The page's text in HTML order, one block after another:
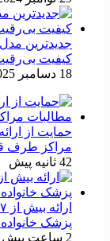
کیفیت
18 دسامبر 2025
حمایت از
مراکز طرف
42 ثانیه پیش
پزشک خانواده در ۶۴
2 ساعت پیش